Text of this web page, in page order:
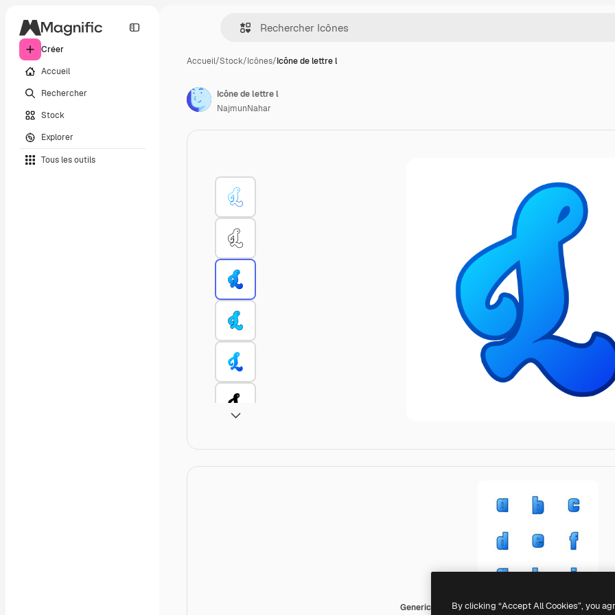
Créer
Accueil
Rechercher
Stock
Explorer
Tous les outils
Accueil/Stock/Icônes/Icône de lettre l
Generic gradient lineal-color
Icône de lettre l
NajmunNahar
By clicking “Accept All Cookies”, you